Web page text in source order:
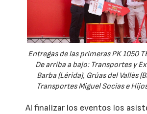
Entregas de las primeras PK 1050
De arriba a bajo: Transportes y
Barba (Lérida), Grúas del Vallès
Transportes Miguel Socias e
Al finalizar los eventos los